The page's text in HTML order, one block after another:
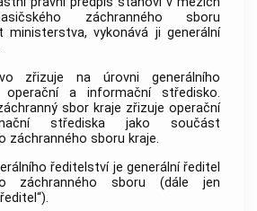
záchranného sboru
ministerstva, vykonává ji generální
zřizuje na úrovni generálního
operační a informační středisko.
sbor kraje zřizuje operační
střediska jako součást
záchranného sboru kraje.
ředitelství je generální ředitel
záchranného sboru (dále jen